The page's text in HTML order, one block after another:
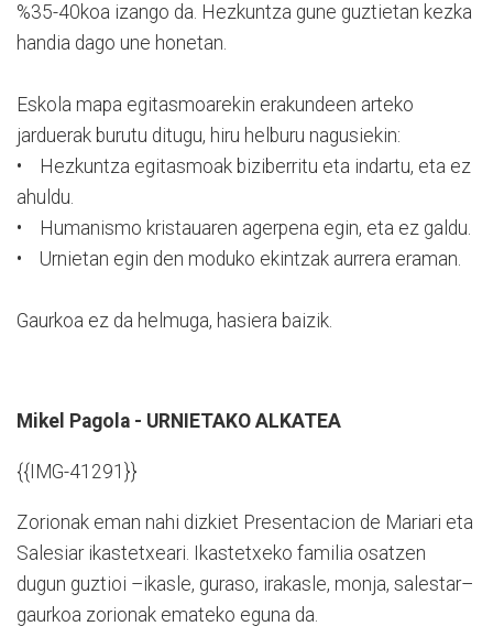
%35-40koa izango da. Hezkuntza gune guztietan kezka
handia dago une honetan.
Eskola mapa egitasmoarekin erakundeen arteko
jarduerak burutu ditugu, hiru helburu nagusiekin:
• Hezkuntza egitasmoak biziberritu eta indartu, eta ez
ahuldu.
• Humanismo kristauaren agerpena egin, eta ez galdu.
• Urnietan egin den moduko ekintzak aurrera eraman.
Gaurkoa ez da helmuga, hasiera baizik.
Mikel Pagola - URNIETAKO ALKATEA
{{IMG-41291}}
Zorionak eman nahi dizkiet Presentacion de Mariari eta
Salesiar ikastetxeari. Ikastetxeko familia osatzen
dugun guztioi –ikasle, guraso, irakasle, monja, salestar–
gaurkoa zorionak emateko eguna da.